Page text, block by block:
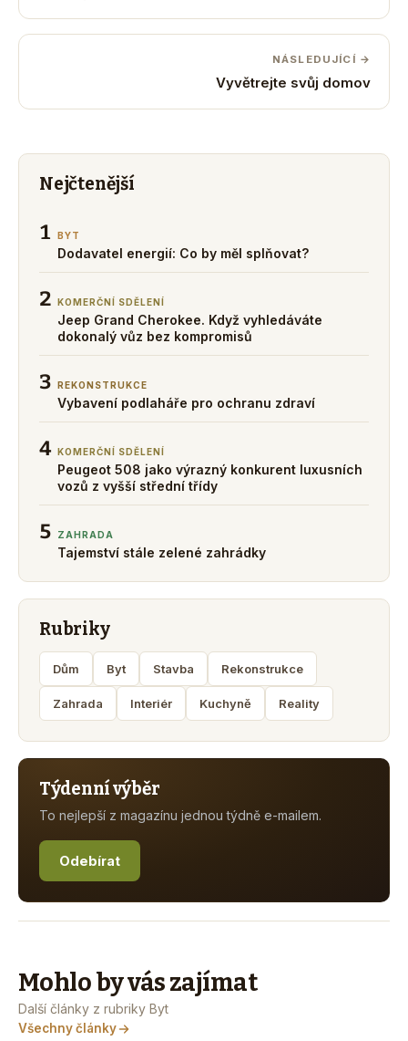
NÁSLEDUJÍCÍ →
Vyvětrejte svůj domov
Nejčtenější
1 BYT
Dodavatel energií: Co by měl splňovat?
2 KOMERČNÍ SDĚLENÍ
Jeep Grand Cherokee. Když vyhledáváte
dokonalý vůz bez kompromisů
3 REKONSTRUKCE
Vybavení podlaháře pro ochranu zdraví
4 KOMERČNÍ SDĚLENÍ
Peugeot 508 jako výrazný konkurent luxusních
vozů z vyšší střední třídy
5 ZAHRADA
Tajemství stále zelené zahrádky
Rubriky
Dům Byt Stavba Rekonstrukce
Zahrada Interiér Kuchyně Reality
Týdenní výběr
To nejlepší z magazínu jednou týdně e-mailem.
Odebírat
Mohlo by vás zajímat
Další články z rubriky Byt
Všechny články